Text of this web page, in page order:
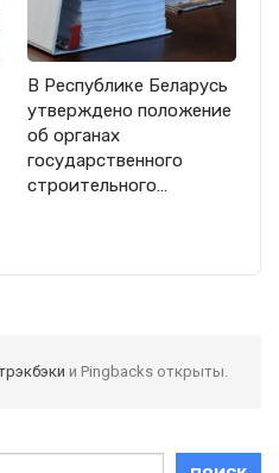
В Республике Беларусь
утверждено положение
об органах
государственного
строительного…
и Pingbacks открыты.